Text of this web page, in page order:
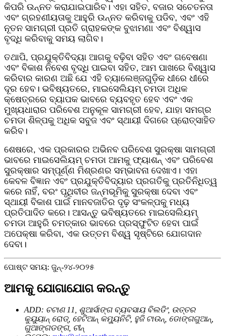
କିପରି ଉନ୍ନତ କରାଯାଇପାରିବ। ଏହା ସହିତ, ବଜାର ସଚେତନତା
ଏବଂ ଗ୍ରହଣୀୟତାକୁ ଆହୁରି ଉନ୍ନତ କରିବାକୁ ପଡିବ, ଏବଂ ଏହି
ନୂତନ ସାମଗ୍ରୀ ପ୍ରତି ଗ୍ରାହକଙ୍କ ବୁଝାମଣା ଏବଂ ବିଶ୍ୱାସ
ବୃଦ୍ଧି କରିବାକୁ ସମୟ ଲାଗିବ।
ତଥାପି, ପ୍ରଯୁକ୍ତିବିଦ୍ୟା ଆଗକୁ ବଢ଼ିବା ସହିତ ଏବଂ ଗବେଷଣା
ଏବଂ ବିକାଶ ନିବେଶ ବୃଦ୍ଧି ପାଇବା ସହିତ, ଆମ ପାଖରେ ବିଶ୍ୱାସ
କରିବାର କାରଣ ଅଛି ଯେ ଏହି ଚ୍ୟାଲେଞ୍ଜଗୁଡ଼ିକ ଧୀରେ ଧୀରେ
ଦୂର ହେବ। ଭବିଷ୍ୟତରେ, ମାଇସେଲିୟମ୍ ଚମଡା ଅଧିକ
କ୍ଷେତ୍ରରେ ବ୍ୟାପକ ଭାବରେ ବ୍ୟବହୃତ ହେବ ଏବଂ ଏକ
ମୁଖ୍ୟଧାରାର ପରିବେଶ ଅନୁକୂଳ ସାମଗ୍ରୀ ହେବ, ଯାହା ସମଗ୍ର
ଚମଡା ଶିଳ୍ପକୁ ଅଧିକ ସବୁଜ ଏବଂ ସ୍ଥାୟୀ ଦିଗରେ ପ୍ରୋତ୍ସାହିତ
କରିବ।
ଶେଷରେ, ଏକ ପ୍ରକାରର ଅଭିନବ ପରିବେଶ ସୁରକ୍ଷା ସାମଗ୍ରୀ
ଭାବରେ ମାଇସେଲିୟମ୍ ଚମଡା ଆମକୁ ଫ୍ୟାଶନ୍ ଏବଂ ପରିବେଶ
ସୁରକ୍ଷାର ସମ୍ପୂର୍ଣ୍ଣ ମିଶ୍ରଣର ସମ୍ଭାବନା ଦେଖାଏ। ଏହା
କେବଳ ବିଜ୍ଞାନ ଏବଂ ପ୍ରଯୁକ୍ତିବିଦ୍ୟାର ପ୍ରଗତିକୁ ପ୍ରତିନିଧିତ୍ୱ
କରେ ନାହିଁ, ବରଂ ପୃଥିବୀର ଜନ୍ମଭୂମିକୁ ସୁରକ୍ଷା ଦେବା ଏବଂ
ସ୍ଥାୟୀ ବିକାଶ ପାଇଁ ମାନବଜାତିର ଦୃଢ଼ ସଂକଳ୍ପକୁ ମଧ୍ୟ
ପ୍ରତିପାଦିତ କରେ। ଆସନ୍ତୁ ଭବିଷ୍ୟତରେ ମାଇସେଲିୟମ୍
ଚମଡା ଆହୁରି ଚମତ୍କାର ଭାବରେ ପ୍ରସ୍ଫୁଟିତ ହେବା ପାଇଁ
ଅପେକ୍ଷା କରିବା, ଏକ ଉତ୍ତମ ବିଶ୍ୱ ସୃଷ୍ଟିରେ ଯୋଗଦାନ
ଦେବା।
ପୋଷ୍ଟ ସମୟ: ଜୁନ୍-୨୪-୨୦୨୫
ଆମକୁ ଯୋଗାଯୋଗ କରନ୍ତୁ
ADD: ଚଟାଣ 11, ଶୁଆର୍ସାଙ୍ଗ ବ୍ୟବସାୟ ବିଲଡିଂ, ଉତ୍ତର
କୁୟୁୟାନ୍ ରୋଡ୍, ହେଟିଆନ୍ କମ୍ୟୁନିଟି, ହୁଜି ଟାଉନ୍, ଡୋଙ୍ଗଗୁଆନ୍,
ଗୁଆଙ୍ଗଡଙ୍ଗ, ଚୀନ୍